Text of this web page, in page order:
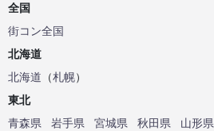
全国
街コン全国
北海道
北海道 （札幌）
東北
青森県
岩手県 宮城県 秋田県 山形県